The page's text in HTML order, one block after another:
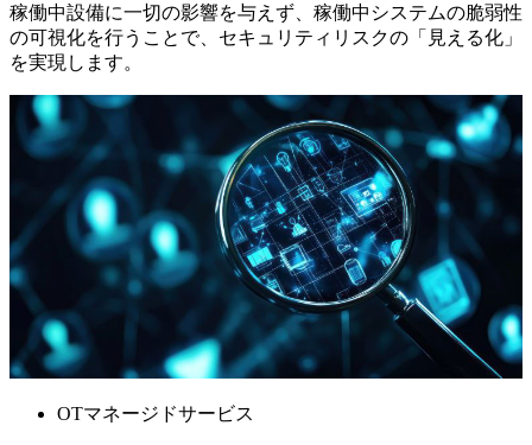
稼働中設備に一切の影響を与えず、稼働中システムの脆弱性
の可視化を行うことで、セキュリティリスクの「見える化」
を実現します。
OTマネージドサービス